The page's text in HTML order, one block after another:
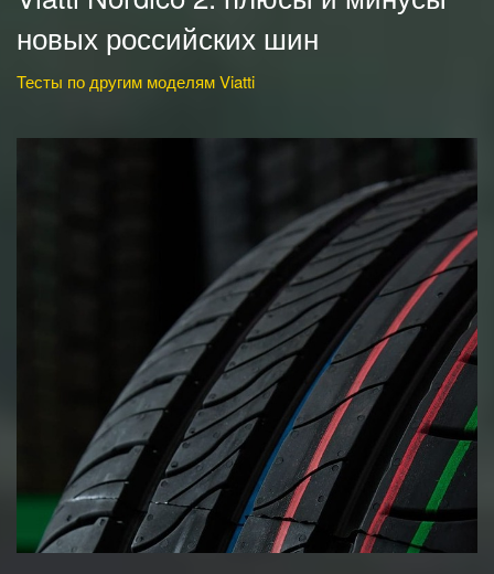
новых российских шин
Тесты по другим моделям Viatti